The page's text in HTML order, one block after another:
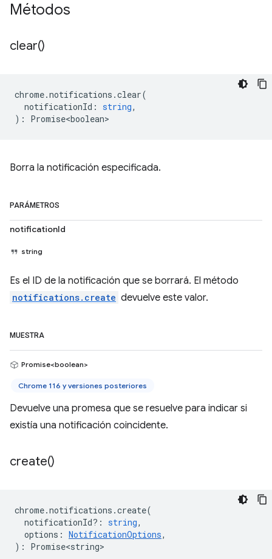
Métodos
clear()
chrome.notifications .clear(
notificationId : string,
) : Promise<boolean>
Borra la notificación especificada.
PARÁMETROS
notificationId
string
Es el ID de la notificación que se borrará. El método
notifications.create devuelve este valor.
MUESTRA
Promise<boolean>
Chrome 116 y versiones posteriores
Devuelve una promesa que se resuelve para indicar si
existía una notificación coincidente.
create()
chrome.notifications .create(
notificationId? : string,
options : NotificationOptions,
) : Promise<string>